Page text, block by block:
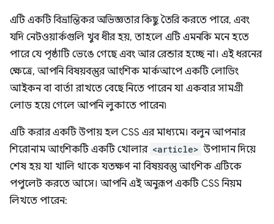
এটি একটি বিভ্রান্তিকর অভিজ্ঞতার কিছু তৈরি করতে পারে, এবং
যদি নেটওয়ার্কগুলি খুব ধীর হয়, তাহলে এটি এমনকি মনে হতে
পারে যে পৃষ্ঠাটি ভেঙে গেছে এবং আর রেন্ডার হচ্ছে না। এই ধরনের
ক্ষেত্রে, আপনি বিষয়বস্তুর আংশিক মার্কআপে একটি লোডিং
আইকন বা বার্তা রাখতে বেছে নিতে পারেন যা একবার সামগ্রী
লোড হয়ে গেলে আপনি লুকাতে পারেন৷
এটি করার একটি উপায় হল CSS এর মাধ্যমে। বলুন আপনার
শিরোনাম আংশিকটি একটি খোলার <article> উপাদান দিয়ে
শেষ হয় যা খালি থাকে যতক্ষণ না বিষয়বস্তু আংশিক এটিকে
পপুলেট করতে আসে। আপনি এই অনুরূপ একটি CSS নিয়ম
লিখতে পারেন: